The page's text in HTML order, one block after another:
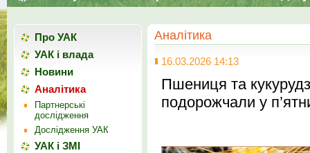
Аналітика
16.03.2026 14:13
Пшениця та
подорожчали у
Про УАК
УАК і влада
Новини
Аналітика
Партнерські
дослідження
Дослідження УАК
УАК і ЗМІ